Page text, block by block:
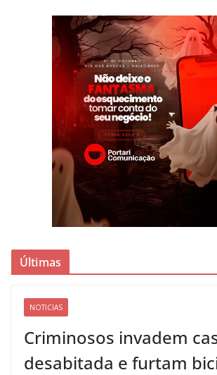
Últimas
NOTICIAS
Criminosos invadem
desabitada e furtam